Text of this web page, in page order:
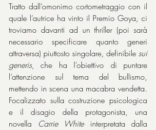
Tratto dall’omonimo cortometraggio con il
quale l’autrice ha vinto il Premio Goya, ci
troviamo davanti ad un thriller (poi sarà
necessario specificare quanto generi
attraversa) piuttosto singolare, definibile sui
generis, che ha l’obiettivo di puntare
l’attenzione sul tema del bullismo,
mettendo in scena una macabra vendetta.
Focalizzato sulla costruzione psicologica
e il disagio della protagonista, una
novella
Carrie White interpretata dalla